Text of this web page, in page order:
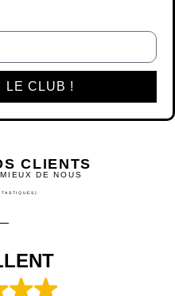
LE CLUB !
CLIENTS
DE NOUS